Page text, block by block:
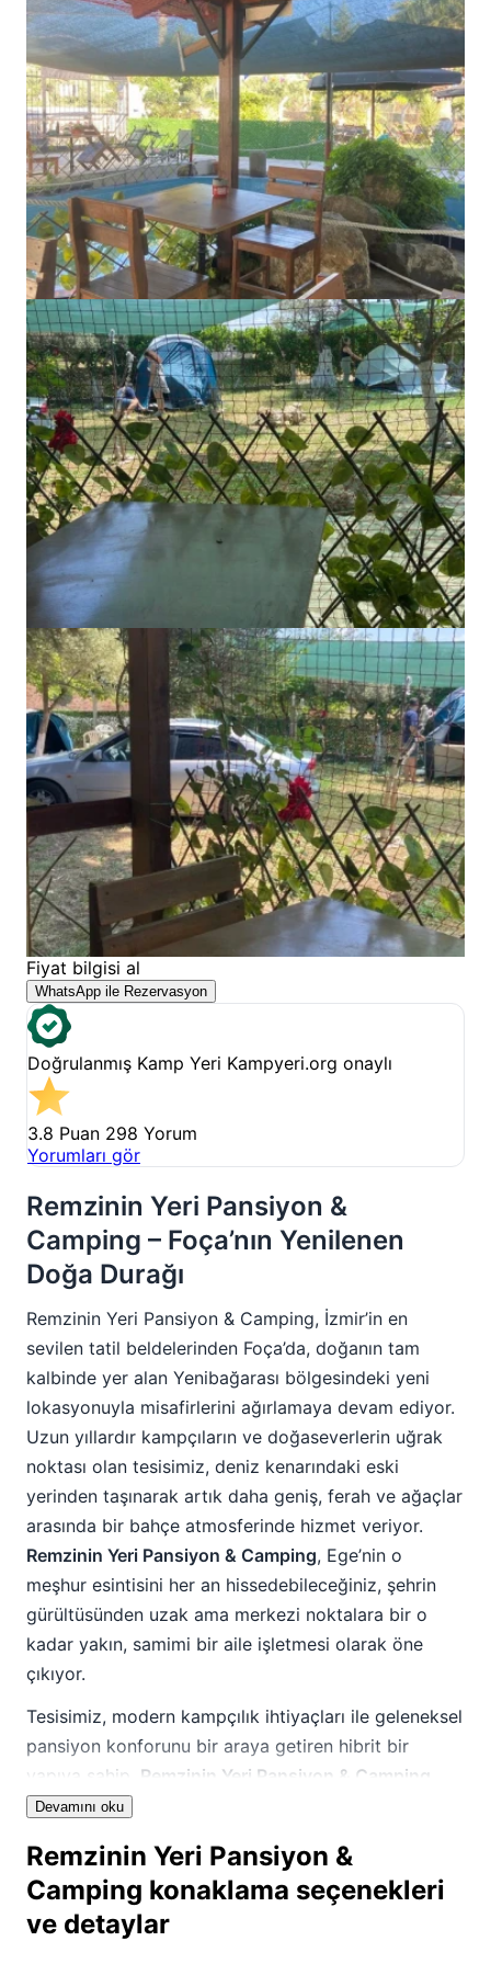
Fiyat bilgisi al
WhatsApp ile Rezervasyon
Doğrulanmış Kamp Yeri Kampyeri.org onaylı
3.8 Puan 298 Yorum
Yorumları gör
Remzinin Yeri Pansiyon &
Camping – Foça’nın Yenilenen
Doğa Durağı
Remzinin Yeri Pansiyon & Camping, İzmir’in en
sevilen tatil beldelerinden Foça’da, doğanın tam
kalbinde yer alan Yenibağarası bölgesindeki yeni
lokasyonuyla misafirlerini ağırlamaya devam ediyor.
Uzun yıllardır kampçıların ve doğaseverlerin uğrak
noktası olan tesisimiz, deniz kenarındaki eski
yerinden taşınarak artık daha geniş, ferah ve ağaçlar
arasında bir bahçe atmosferinde hizmet veriyor.
Remzinin Yeri Pansiyon & Camping, Ege’nin o
meşhur esintisini her an hissedebileceğiniz, şehrin
gürültüsünden uzak ama merkezi noktalara bir o
kadar yakın, samimi bir aile işletmesi olarak öne
çıkıyor.
Tesisimiz, modern kampçılık ihtiyaçları ile geleneksel
pansiyon konforunu bir araya getiren hibrit bir
yapıya sahip. Remzinin Yeri Pansiyon & Camping
kamp alanıarayışında olanlar için sunduğumuz geniş
gezginlere hem de karavanıyla yola çıkan özgür
ruhlara hitap ediyor. Burada sadece bir konaklama
yeri değil, aynı zamanda Remzi Baba ve ailesinin
Devamını oku
Remzinin Yeri Pansiyon &
Camping konaklama seçenekleri
ve detaylar